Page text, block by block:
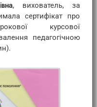
, вихователь, за
сертифікат про
курсової
педагогічною